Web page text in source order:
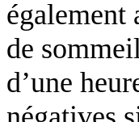
également
de
d’une